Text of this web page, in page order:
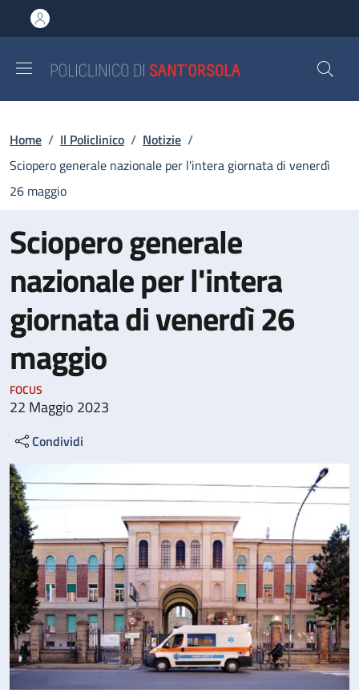
al contenuto principale
to footer content
Briciole di pane
Home / Il Policlinico / Notizie /
Sciopero generale nazionale per l'intera giornata di venerdì
26 maggio
Sciopero generale
nazionale per l'intera
giornata di venerdì 26
maggio
FOCUS
22 Maggio 2023
Condividi